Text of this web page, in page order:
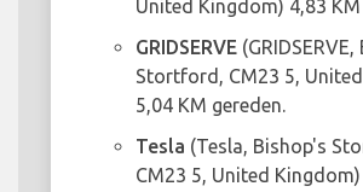
United Kingdom) 4,83 KM
GRIDSERVE
Stortford, CM23 5,
5,04 KM gereden.
Tesla (Tesla, Bishop's
CM23 5, United